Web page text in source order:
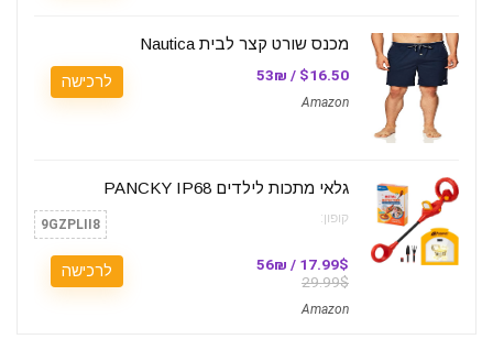
מכנס שורט קצר לבית Nautica
$16.50 / 53₪
Amazon
לרכישה
גלאי מתכות לילדים PANCKY IP68
קופון: 9GZPLII8
17.99$ / 56₪
29.99$
Amazon
לרכישה